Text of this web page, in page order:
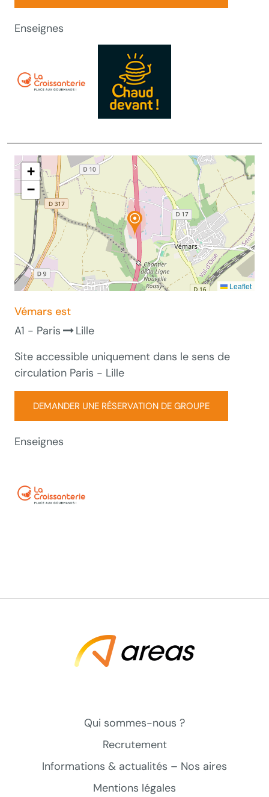
Enseignes
+
−
Leaflet
Vémars est
A1 - Paris
Lille
Site accessible uniquement dans le sens de
circulation Paris - Lille
DEMANDER UNE RÉSERVATION DE GROUPE
Enseignes
Qui sommes-nous ?
Recrutement
Informations & actualités – Nos aires
Mentions légales